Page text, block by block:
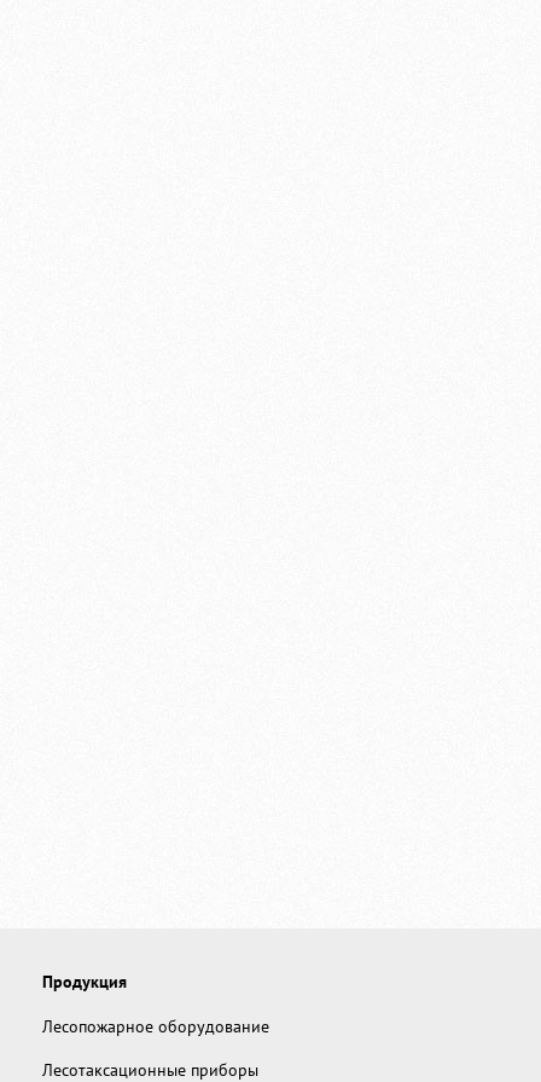
Продукция
Лесопожарное оборудование
Лесотаксационные приборы